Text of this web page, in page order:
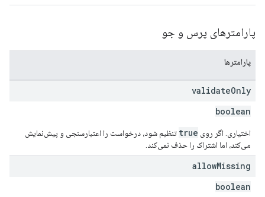
پارامترهای پرس و جو
پارامترها
validateOnly
boolean
اختیاری. اگر روی true تنظیم شود، درخواست را اعتبارسنجی و پیش‌نمایش
می‌کند، اما اشتراک را حذف نمی‌کند.
allowMissing
boolean